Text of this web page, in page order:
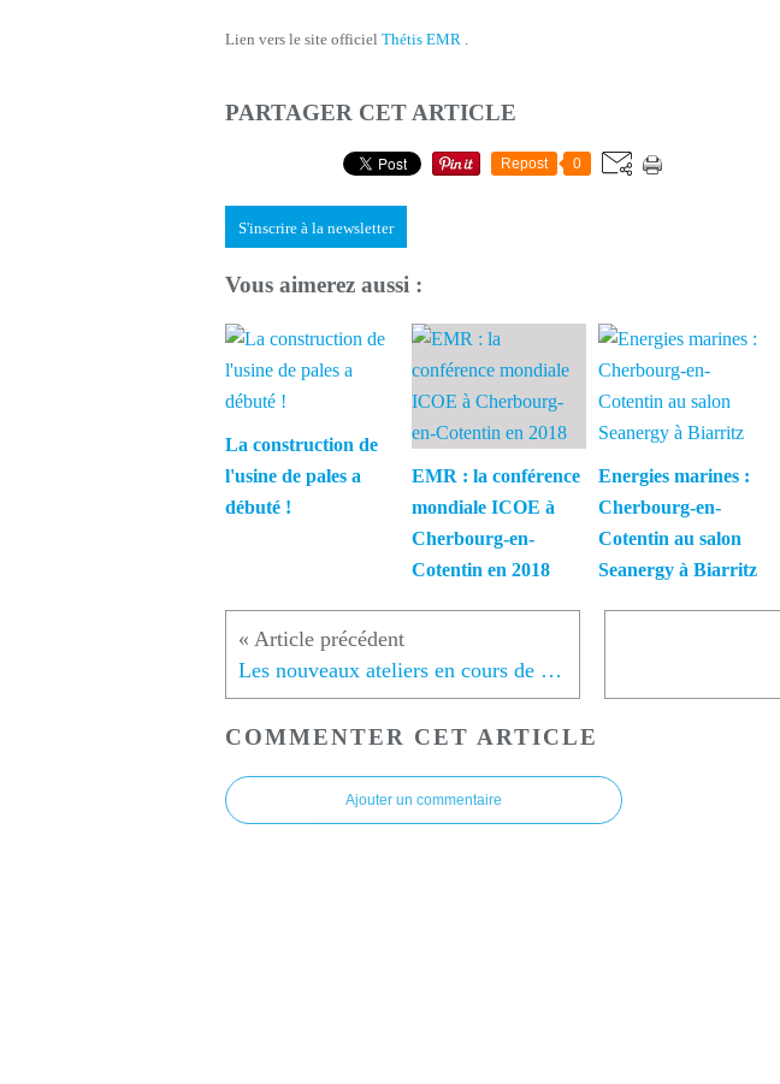
Lien vers le site officiel Thétis EMR .
PARTAGER CET ARTICLE
Repost 0
S'inscrire à la newsletter
Vous aimerez aussi :
La construction de
l'usine de pales a
débuté !
EMR : la conférence
mondiale ICOE à
Cherbourg-en-
Cotentin en 2018
Energies marines :
Cherbourg-en-
Cotentin au salon
Seanergy à Biarritz
Les nouveaux ateliers en cours de construction : point d'étape
COMMENTER CET ARTICLE
Ajouter un commentaire